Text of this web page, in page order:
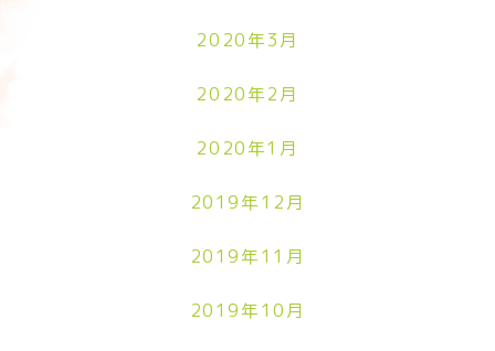
2020年3月
2020年2月
2020年1月
2019年12月
2019年11月
2019年10月